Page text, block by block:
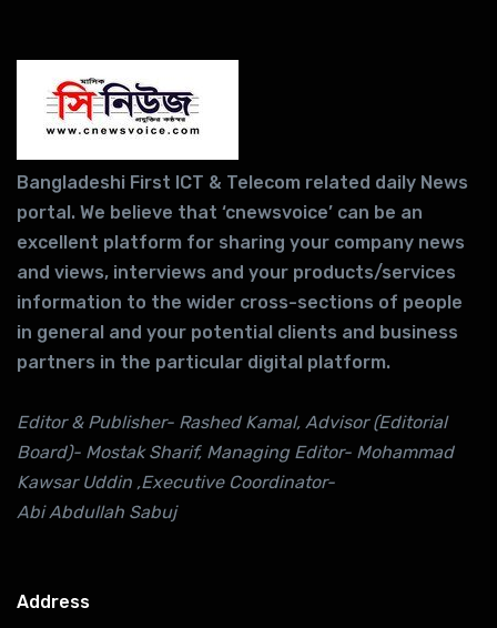
Bangladeshi First ICT & Telecom related daily News
portal. We believe that ‘cnewsvoice’ can be an
excellent platform for sharing your company news
and views, interviews and your products/services
information to the wider cross-sections of people
in general and your potential clients and business
partners in the particular digital platform.
Editor & Publisher- Rashed Kamal, Advisor (Editorial
Board)- Mostak Sharif, Managing Editor- Mohammad
Kawsar Uddin ,Executive Coordinator-
Abi Abdullah Sabuj
Address